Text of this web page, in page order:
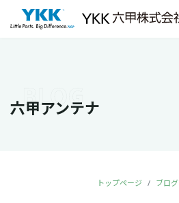
本文までスキップする
六甲アンテナ
トップページ ブログ